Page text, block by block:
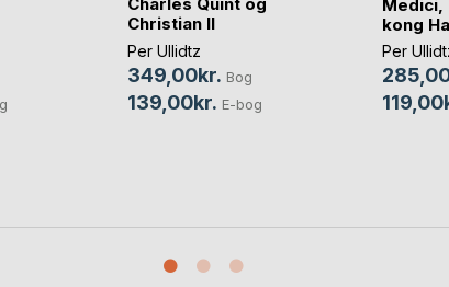
Charles Quint og
Christian II
Per Ullidtz
349,00kr. Bog
139,00kr. E-bog
Medici,
kong
Per